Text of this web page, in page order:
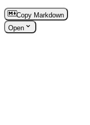
Copy Markdown
Open